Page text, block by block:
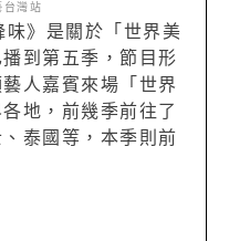
灣站
》是關於「世界美
到第五季，節目形
人嘉賓來場「世界
地，前幾季前往了
泰國等，本季則前